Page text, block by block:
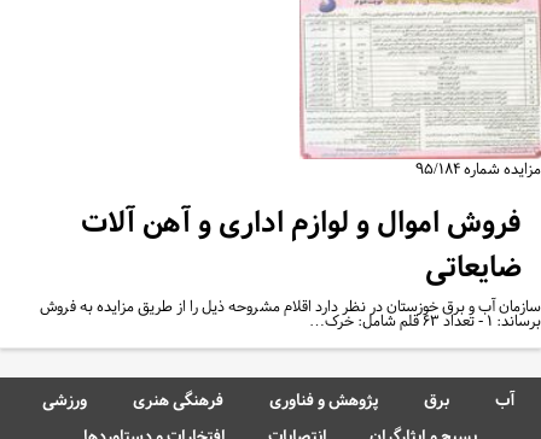
شماره ۹۵/۱۸۴
فروش اموال و لوازم اداری و آهن آلات
ضایعاتی
آب و برق خوزستان در نظر دارد اقلام مشروحه ذیل را از طریق مزایده به فروش
۶۳ قلم شامل: خرک…
آب برق پژوهش و فناوری فرهنگی هنری
ورزشی